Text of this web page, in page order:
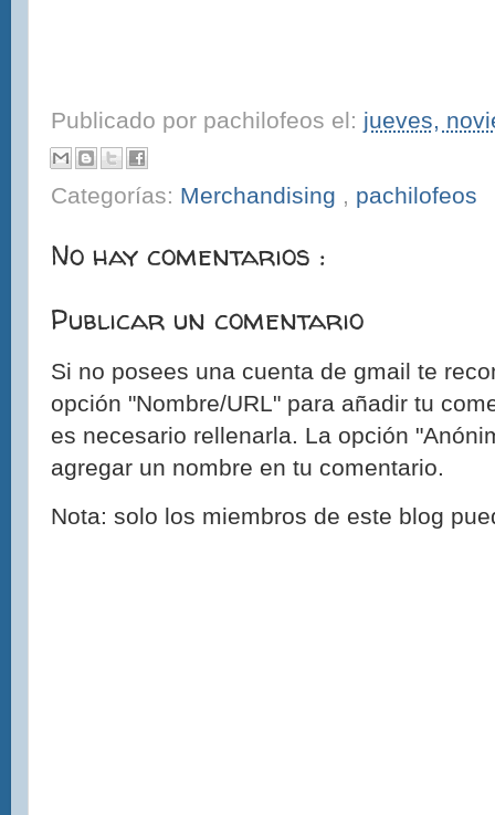
Publicado por pachilofeos el: jueves,
Categorías: Merchandising , pachilofeos
No hay comentarios :
Publicar un comentario
Si no posees una cuenta de gmail te
opción "Nombre/URL" para añadir tu
es necesario rellenarla. La opción
agregar un nombre en tu comentario.
Nota: solo los miembros de este blog